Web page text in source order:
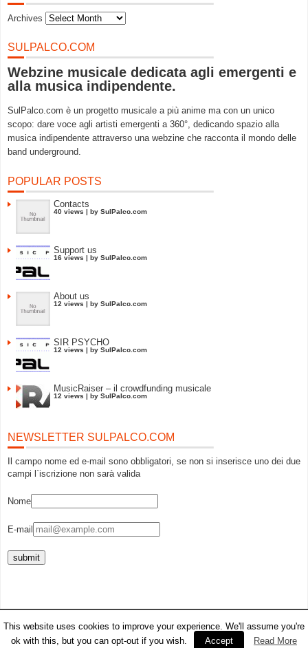
Archives
SULPALCO.COM
Webzine musicale dedicata agli emergenti e
alla musica indipendente.
SulPalco.com è un progetto musicale a più anime ma con un unico
scopo: dare voce agli artisti emergenti a 360°, dedicando spazio alla
musica indipendente attraverso una webzine che racconta il mondo delle
band underground.
POPULAR POSTS
Contacts
40 views | by SulPalco.com
Support us
16 views | by SulPalco.com
About us
12 views | by SulPalco.com
SIR PSYCHO
12 views | by SulPalco.com
MusicRaiser – il crowdfunding musicale
12 views | by SulPalco.com
NEWSLETTER SULPALCO.COM
Il campo nome ed e-mail sono obbligatori, se non si inserisce uno dei due
campi l`iscrizione non sarà valida
Nome
E-mail
© 2026
Powered byWordPress | Theme Designed by: Payment Protection Insurance Policies
Thanks toPPI,PPIand
This website uses cookies to improve your experience. We'll assume you're
ok with this, but you can opt-out if you wish.
Accept Read More